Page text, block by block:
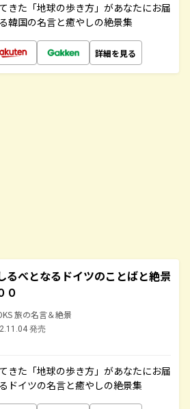
きた「地球の歩き方」があなたにお届
韓国の名言と癒やしの絶景集
詳細を見る
るべとなるドイツのことばと絶景
０
旅の名言＆絶景
発売
きた「地球の歩き方」があなたにお届
ドイツの名言と癒やしの絶景集